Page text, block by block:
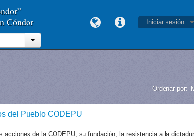
Cóndor
Iniciar sesión
Ordenar por:
del Pueblo CODEPU
acciones de la CODEPU, su fundación, la resistencia a la